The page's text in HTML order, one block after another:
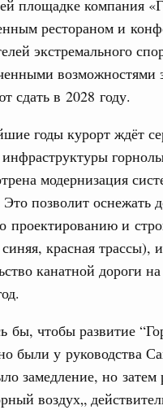
площадке компания
рестораном и
экстремального
возможностями
сдать в 2028 году.
годы курорт ждёт
инфраструктуры
модернизация
позволит оснежать
проектированию и
синяя, красная трассы),
канатной дороги
бы, чтобы развитие
были у руководства
замедление, но затем
воздух„
200
объектам,
для
Кравцов и
Гуров
открытий»
союз.
Показать еще